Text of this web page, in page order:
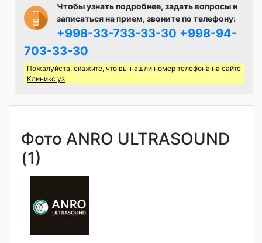
Чтобы узнать подробнее, задать вопросы и
записаться на прием, звоните по телефону:
+998-33-733-33-30 +998-94-
703-33-30
Пожалуйста, скажите, что вы нашли номер телефона на сайте
Клиникс уз
Фото ANRO ULTRASOUND
(1)